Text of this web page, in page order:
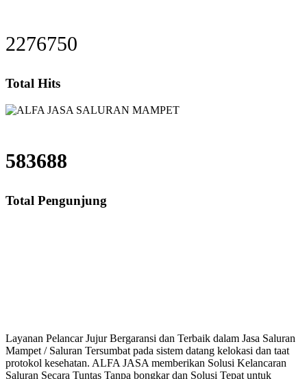
2276750
Total Hits
583688
Total Pengunjung
Layanan Pelancar Jujur Bergaransi dan Terbaik dalam Jasa Saluran
Mampet / Saluran Tersumbat pada sistem datang kelokasi dan taat
protokol kesehatan. ALFA JASA memberikan Solusi Kelancaran
Saluran Secara Tuntas Tanpa bongkar dan Solusi Tepat untuk